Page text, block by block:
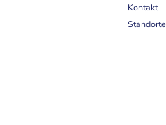
Kontakt
Standorte